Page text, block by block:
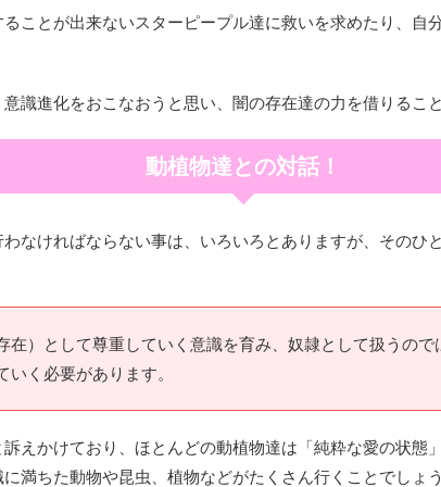
ことが出来ないスターピープル達に救いを求めたり、自
識進化をおこなおうと思い、闇の存在達の力を借りること
動植物達との対話！
なければならない事は、いろいろとありますが、そのひ
在）として尊重していく意識を育み、奴隷として扱うの
く必要があります。
えかけており、ほとんどの動植物達は「純粋な愛の状態
満ちた動物や昆虫、植物などがたくさん行くことでしょう